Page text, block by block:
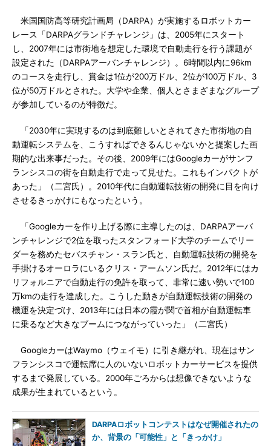
米国国防高等研究計画局（DARPA）が実施するロボットカー
レース「DARPAグランドチャレンジ」は、2005年にスタート
し、2007年には市街地を想定した環境で自動走行を行う課題が
設定された（DARPAアーバンチャレンジ）。6時間以内に96km
のコースを走行し、賞金は1位が200万ドル、2位が100万ドル、3
位が50万ドルとされた。大学や企業、個人とさまざまなグループ
が参加しているのが特徴だ。
「2030年に実現するのは到底難しいとされてきた市街地の自
動運転システムを、こうすればできるんじゃないかと提案した画
期的な出来事だった。その後、2009年にはGoogleカーがサンフ
ランシスコの街を自動走行で走って見せた。これもインパクトが
あった」（二宮氏）。2010年代に自動運転技術の開発に目を向け
させるきっかけにもなったという。
「Googleカーを作り上げる際に主導したのは、DARPAアーバ
ンチャレンジで2位を取ったスタンフォード大学のチームでリー
ダーを務めたセバスチャン・スラン氏と、自動運転技術の開発を
手掛けるオーロラにいるクリス・アームソン氏だ。2012年にはカ
リフォルニアで自動走行の免許を取って、非常に速い勢いで100
万kmの走行を達成した。こうした動きが自動運転技術の開発の
機運を決定づけ、2013年には日本の霞が関で首相が自動運転車
に乗るなど大きなブームにつながっていった」（二宮氏）
GoogleカーはWaymo（ウェイモ）に引き継がれ、現在はサン
フランシスコで運転席に人のいないロボットカーサービスを提供
するまで発展している。2000年ごろからは想像できないような
成果が生まれているという。
DARPAロボットコンテストはなぜ開催されたの
か、背景の「可能性」と「きっかけ」